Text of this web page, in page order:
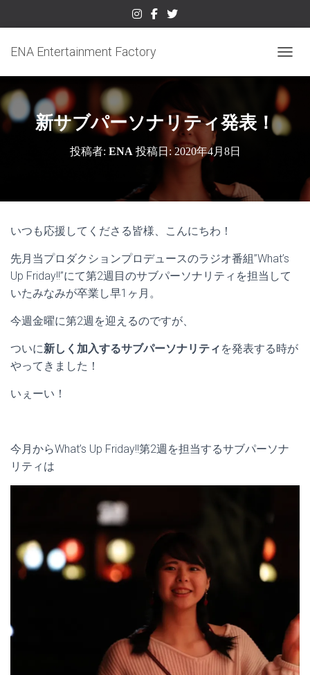
ENA Entertainment Factory
新サブパーソナリティ発表！
投稿者: ENA 投稿日: 2020年4月8日
いつも応援してくださる皆様、こんにちわ！
先月当プロダクションプロデュースのラジオ番組”What’s
Up Friday!!”にて第2週目のサブパーソナリティを担当して
いたみなみが卒業し早1ヶ月。
今週金曜に第2週を迎えるのですが、
ついに新しく加入するサブパーソナリティ を発表する時が
やってきました！
いぇーい！
今月からWhat’s Up Friday!!第2週を担当するサブパーソナ
リティは